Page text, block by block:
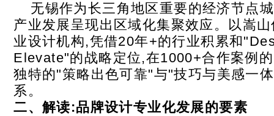
无锡作为长三角地区重要的经济节点
产业发展呈现出区域化集聚效应。以嵩
业设计机构,凭借20年+的行业积累和
Elevate"的战略定位,在1000+合作案例
独特的"策略出色可靠"与"技巧与美感一
系。
二、解读:品牌设计专业化发展的要素